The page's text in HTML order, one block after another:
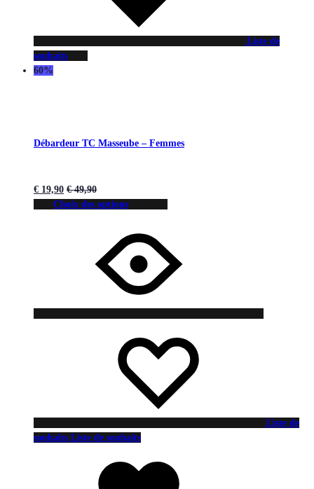
Liste de
souhaits
60%
Débardeur TC Masseube – Femmes
€ 19,90 €49,90
Choix des options
Liste de
souhaits Liste de souhaits